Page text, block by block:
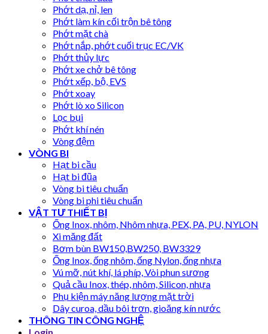
Phớt dạ, nỉ, len
Phớt làm kín cối trộn bê tông
Phớt mặt chà
Phớt nắp, phớt cuối trục EC/VK
Phớt thủy lực
Phớt xe chở bê tông
Phớt xếp, bộ, EVS
Phớt xoay
Phớt lò xo Silicon
Lọc bụi
Phớt khí nén
Vòng đệm
VÒNG BI
Hạt bi cầu
Hạt bi đũa
Vòng bi tiêu chuẩn
Vòng bi phi tiêu chuẩn
VẬT TƯ THIẾT BỊ
Ống Inox, nhôm, Nhôm nhựa, PEX, PA, PU, NYLON
Xi măng đất
Bơm bùn BW150,BW250, BW3329
Ống Inox, ống nhôm, ống Nylon, ống nhựa
Vú mỡ, nút khí, lá phíp, Vòi phun sương
Quả cầu Inox, thép, nhôm, Silicon, nhựa
Phụ kiện máy năng lượng mặt trời
Dây curoa, dầu bôi trơn, gioăng kín nước
THÔNG TIN CÔNG NGHỆ